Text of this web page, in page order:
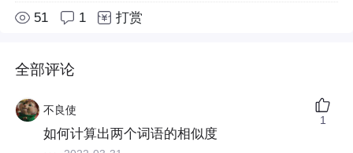
51 1 打赏
全部评论
不良使
如何计算出两个词语的相似度
1